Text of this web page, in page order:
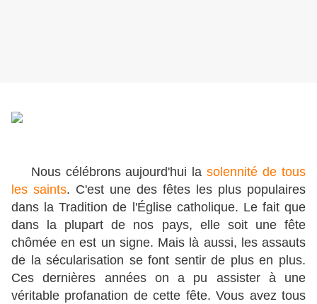
Nous célébrons aujourd'hui lasolennité de tous
les saints. C'est une des fêtes les plus populaires
dans la Tradition de l'Église catholique. Le fait que
dans la plupart de nos pays, elle soit une fête
chômée en est un signe. Mais là aussi, les assauts
de la sécularisation se font sentir de plus en plus.
Ces dernières années on a pu assister à une
véritable profanation de cette fête. Vous avez tous